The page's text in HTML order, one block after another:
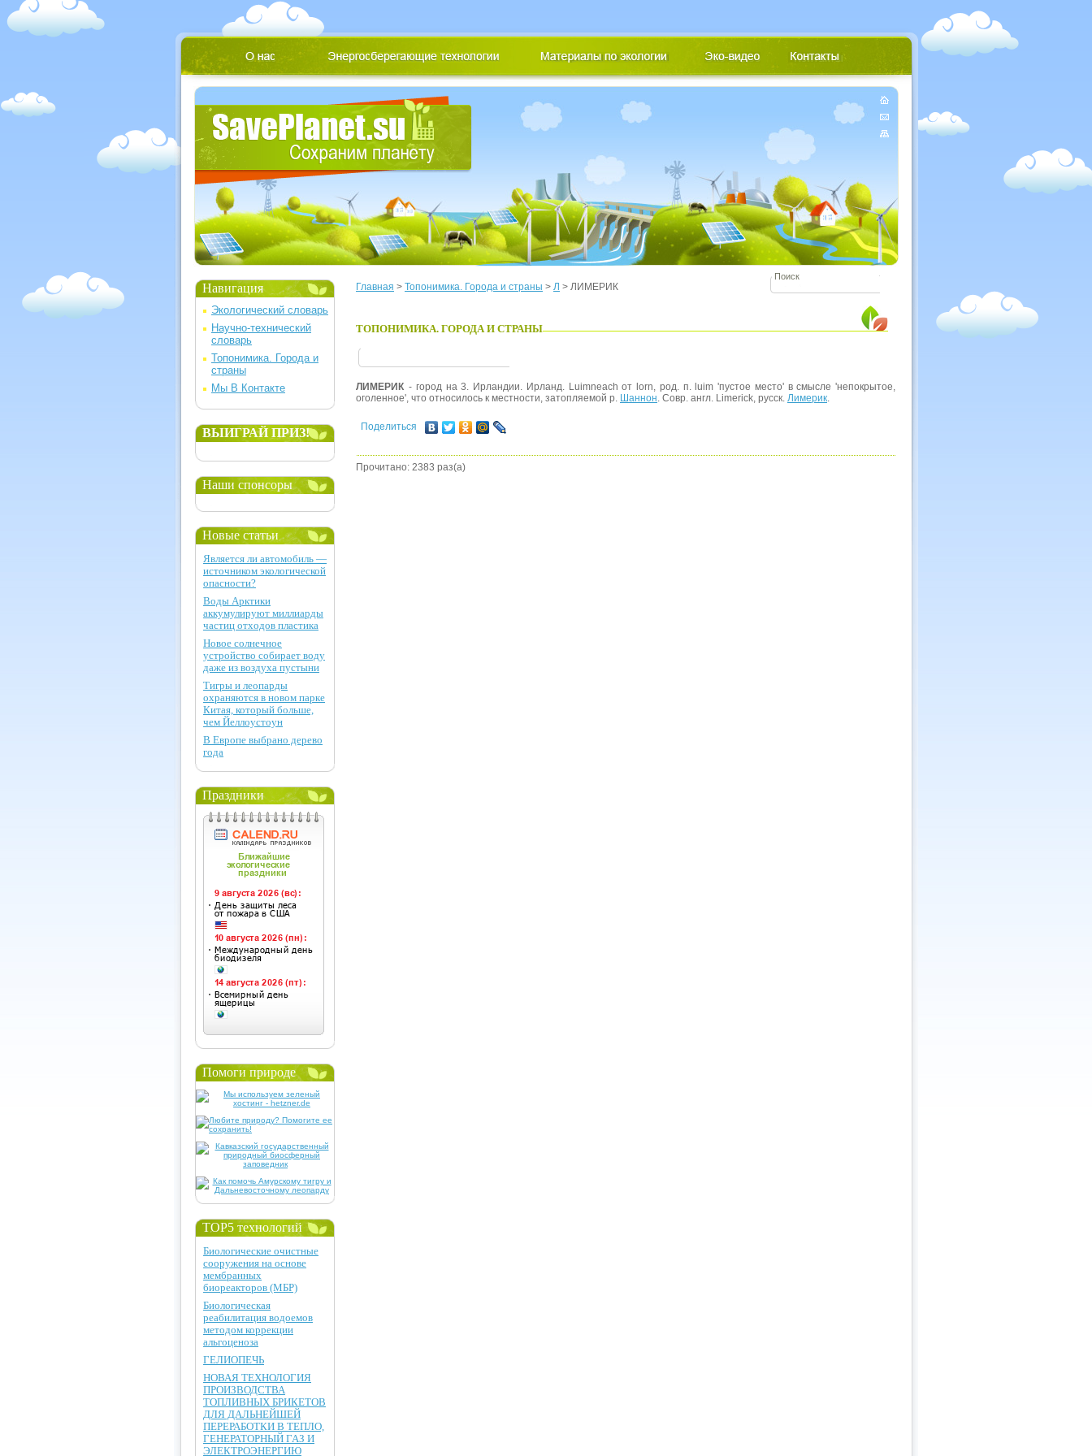
Главная > Топонимика. Города и страны > Л > ЛИМЕРИК
ТОПОНИМИКА. ГОРОДА И СТРАНЫ
ЛИМЕРИК - город на 3. Ирландии. Ирланд. Luimneach от lorn, род. п. luim 'пустое место' в смысле 'непокрытое,
оголенное', что относилось к местности, затопляемой р. Шаннон. Совр. англ. Limerick, русск. Лимерик.
Поделиться
Прочитано: 2383 раз(а)
Навигация
Экологический словарь
Научно-технический
словарь
Топонимика. Города и
страны
Мы В Контакте
ВЫИГРАЙ ПРИЗ!
Наши спонсоры
Новые статьи
Является ли автомобиль —
источником экологической
опасности?
Воды Арктики
аккумулируют миллиарды
частиц отходов пластика
Новое солнечное
устройство собирает воду
даже из воздуха пустыни
Тигры и леопарды
охраняются в новом парке
Китая, который больше,
чем Йеллоустоун
В Европе выбрано дерево
года
Праздники
Помоги природе
TOP5 технологий
Биологические очистные
сооружения на основе
мембранных
биореакторов (МБР)
Биологическая
реабилитация водоемов
методом коррекции
альгоценоза
ГЕЛИОПЕЧЬ
НОВАЯ ТЕХНОЛОГИЯ
ПРОИЗВОДСТВА
ТОПЛИВНЫХ БРИКЕТОВ
ДЛЯ ДАЛЬНЕЙШЕЙ
ПЕРЕРАБОТКИ В ТЕПЛО,
ГЕНЕРАТОРНЫЙ ГАЗ И
ЭЛЕКТРОЭНЕРГИЮ